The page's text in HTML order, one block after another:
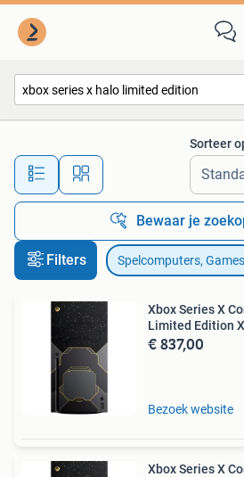
Alle afstanden…
Sorteer
Bewaar je
Filters Spelcomputers, Games
Xbox Series X
Limited Edition
€ 837,00
Bezoek website
Xbox Series X